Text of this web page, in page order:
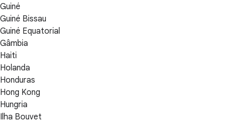
Guiné
Guiné Bissau
Guiné Equatorial
Gâmbia
Haiti
Holanda
Honduras
Hong Kong
Hungria
Ilha Bouvet